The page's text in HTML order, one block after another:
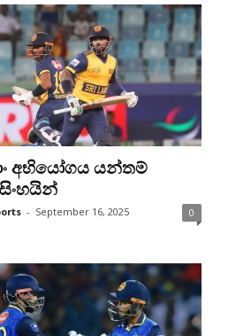
අභියෝගය යන්තම්
- September 16, 2025 0